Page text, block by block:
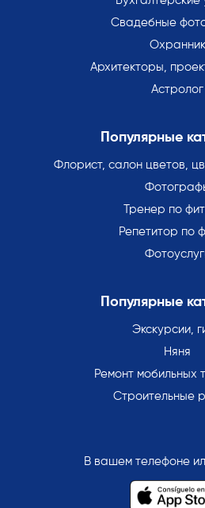
Свадебные
Охранник
Архитекторы,
Астролог
Популярные
Флорист, салон цветов,
Тренер по
Репетитор по
Популярные
Экскурсии,
Няня
Ремонт мобильных
Строительные
В вашем телефоне